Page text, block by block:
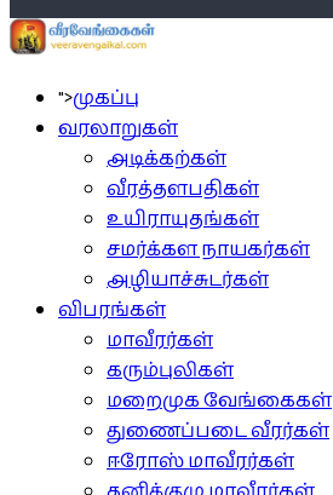
">முகப்பு
வரலாறுகள்
அடிக்கற்கள்
வீரத்தளபதிகள்
உயிராயுதங்கள்
சமர்க்கள நாயகர்கள்
அழியாச்சுடர்கள்
விபரங்கள்
மாவீரர்கள்
கரும்புலிகள்
மறைமுக வேங்கைகள்
துணைப்படை வீரர்கள்
ஈரோஸ் மாவீரர்கள்